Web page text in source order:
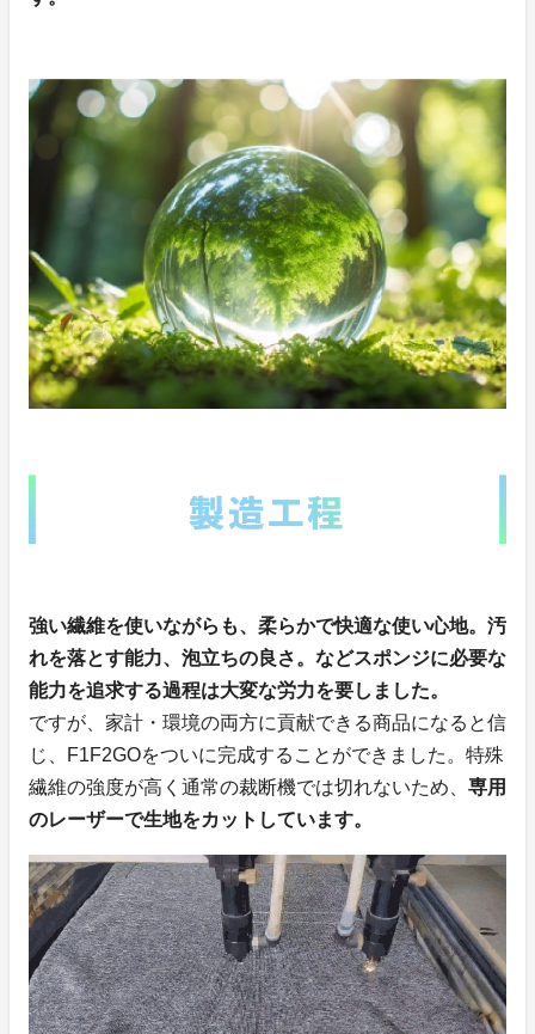
強い繊維を使いながらも、柔らかで快適な使い心地。汚
れを落とす能力、泡立ちの良さ。などスポンジに必要な
能力を追求する過程は大変な労力を要しました。
ですが、家計・環境の両方に貢献できる商品になると信
じ、F1F2GOをついに完成することができました。特殊
繊維の強度が高く通常の裁断機では切れないため、 専用
のレーザーで生地をカットしています。